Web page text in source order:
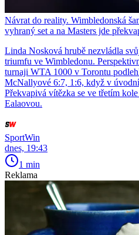
Návrat do reality. Wimbledonská
vyhraný set a na Masters jde
Linda Nosková hrubě nezvládla
triumfu ve Wimbledonu.
turnaji WTA 1000 v Torontu
McNallyové 6:7, 1:6, když v
Překvapivá vítězka se ve třetím
Ealaovou.
SportWin
dnes, 19:43
1 min
Reklama